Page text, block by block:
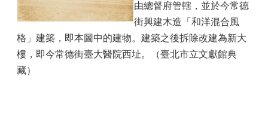
由總督府管轄，並於今常德
街興建木造「和洋混合風
格」建築，即本圖中的建物。建築之後拆除改建為新大
樓，即今常德街臺大醫院西址。（臺北市立文獻館典
藏）